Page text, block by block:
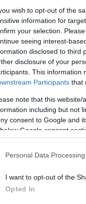
wish to opt-out of the
information for
your selection.
seeing interest-
disclosed to third
disclosure of your
This information
Participants that
note that this
including but not
consent to Google and
Google consent
Personal Data
I want to opt-out of the
Opted In
Ideon
Zeusz született.